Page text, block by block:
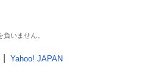
いません。
Yahoo! JAPAN